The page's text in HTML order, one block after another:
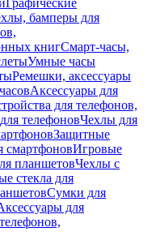
Графические
бамперы для
книгСмарт-часы,
Умные часы
Ремешки, аксессуары
Аксессуары для
для телефонов,
телефоновЧехлы для
Защитные
смартфоновИгровые
планшетовЧехлы с
стекла для
Сумки для
для